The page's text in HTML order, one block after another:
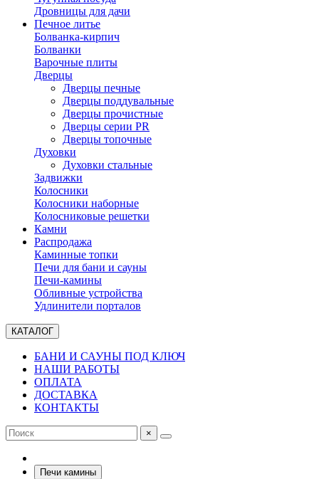
Дровницы для дачи
Печное литье
Болванка-кирпич
Болванки
Варочные плиты
Дверцы
Дверцы печные
Дверцы поддувальные
Дверцы прочистные
Дверцы серии PR
Дверцы топочные
Духовки
Духовки стальные
Задвижки
Колосники
Колосники наборные
Колосниковые решетки
Камни
Распродажа
Каминные топки
Печи для бани и сауны
Печи-камины
Обливные устройства
Удлинители порталов
КАТАЛОГ
БАНИ И САУНЫ ПОД КЛЮЧ
НАШИ РАБОТЫ
ОПЛАТА
ДОСТАВКА
КОНТАКТЫ
×
Печи камины